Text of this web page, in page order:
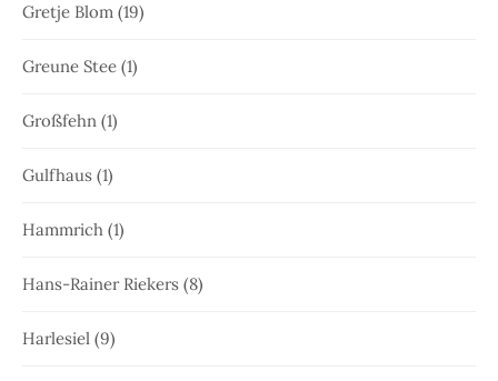
Gretje Blom (19)
Greune Stee (1)
Großfehn (1)
Gulfhaus (1)
Hammrich (1)
Hans-Rainer Riekers (8)
Harlesiel (9)